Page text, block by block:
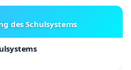
des Schulsystems